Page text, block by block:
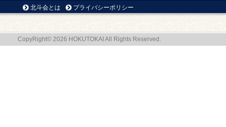
北斗会とは プライバシーポリシー
CopyRight© 2026 HOKUTOKAI All Rights Reserved.